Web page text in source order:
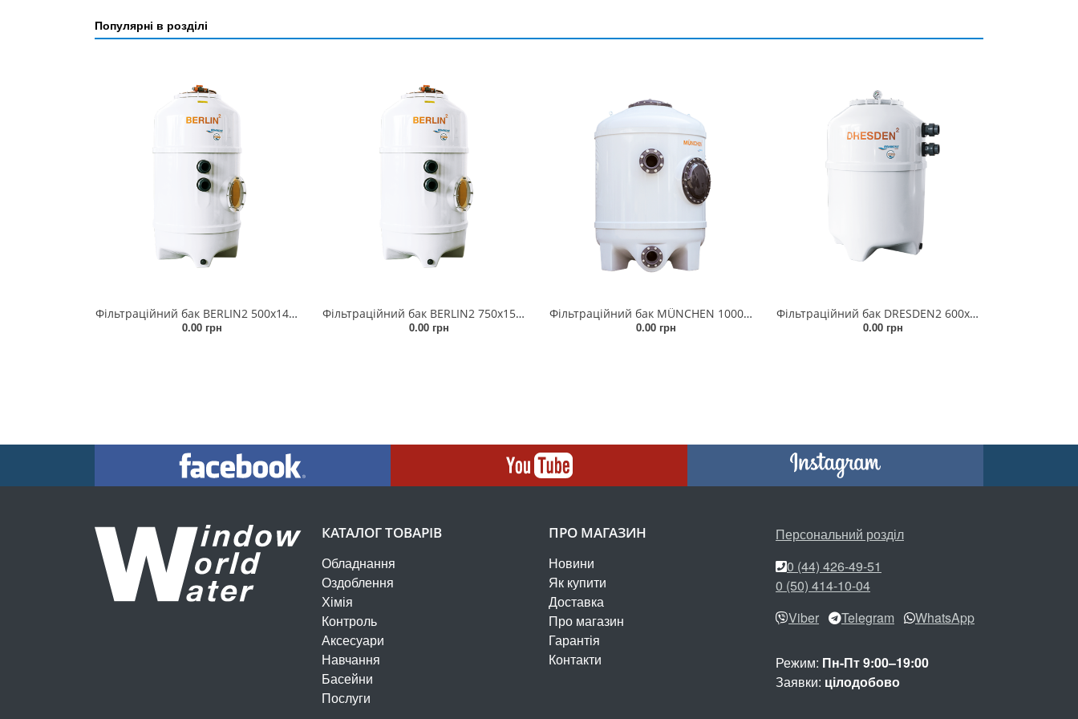
Популярні в розділі
Фільтраційний бак BERLIN2 500x1480мм (бічній вентиль, з'єднання 50мм)
0.00 грн
Фільтраційний бак BERLIN2 750x1500мм (бічній вентиль, з'єднання 63мм)
0.00 грн
Фільтраційний бак MÜNCHEN 1000x1800мм (бічній вентиль, з'єднання DN125/DN100)
0.00 грн
Фільтраційний бак DRESDEN2 600x980мм (бічній вентиль, з'єднання 50мм)
0.00 грн
КАТАЛОГ ТОВАРІВ
Обладнання
Оздоблення
Хімія
Контроль
Аксесуари
Навчання
Басейни
Послуги
ПРО МАГАЗИН
Новини
Як купити
Доставка
Про магазин
Гарантія
Контакти
Персональний розділ
0 (44) 426-49-51
0 (50) 414-10-04
Viber
Telegram WhatsApp
Режим: Пн-Пт 9:00–19:00
Заявки: цілодобово